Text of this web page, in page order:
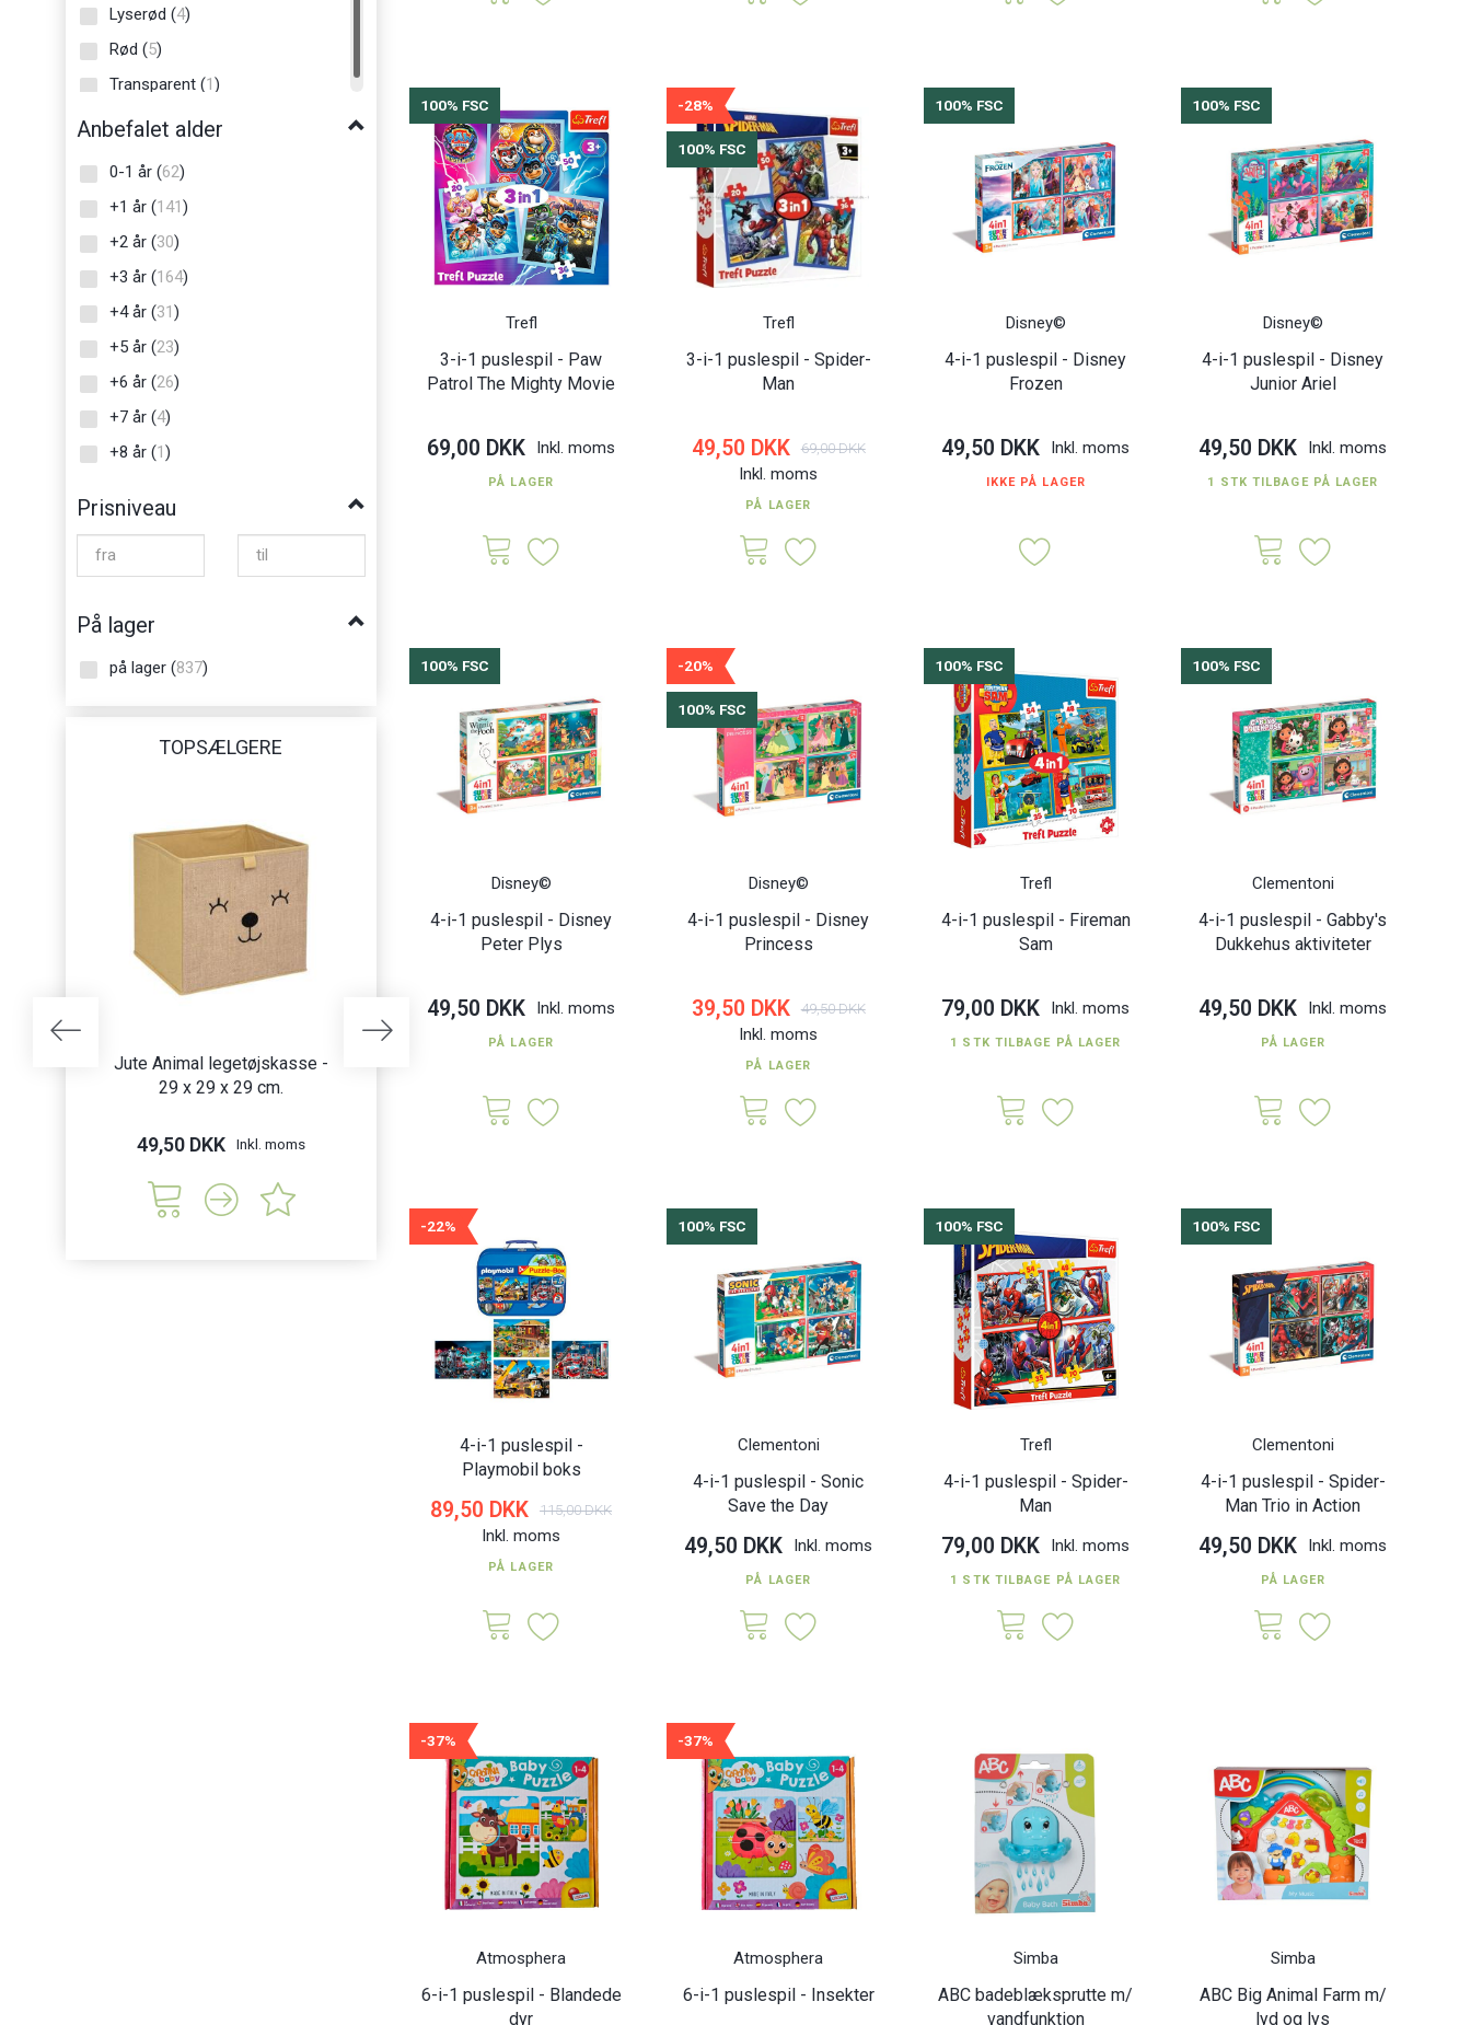
HI
Joueco
Karpan
Kesper( 13
LENA (13)
MAJORETTE
Marionette
Meli( 7)
Minifeet(34
Moxy(19)
Orion(10)
Play( 5)
Play-Doh
Puckator
Quercetti
Selecta
SES Creative
Twizz(1)
Zeller Present( )
Lyserød (4)
Rød (5)
Transparent (1)
Anbefalet alder
0-1 år (62)
+1 år (141)
+2 år (30)
+3 år (164)
+4 år (31)
+5 år (23)
+6 år (26)
+7 år (4)
+8 år (1)
Prisniveau
På lager
på lager (837)
TOPSÆLGERE
Jute Animal legetøjskasse -
29 x 29 x 29 cm.
49,50 DKK Inkl. moms
Seraf tøjstativ til
Hvid
100% FSC
Trefl
3-i-1 puslespil - Paw
Patrol The Mighty Movie
69,00 DKK Inkl. moms
PÅ LAGER
-28%
100% FSC
Trefl
3-i-1 puslespil - Spider-
Man
49,50 DKK 69,00 DKK
Inkl. moms
PÅ LAGER
100% FSC
Disney©
4-i-1 puslespil - Disney
Frozen
49,50 DKK Inkl. moms
IKKE PÅ LAGER
100% FSC
Disney©
4-i-1 puslespil - Disney
Junior Ariel
49,50 DKK Inkl. moms
1 STK TILBAGE PÅ LAGER
100% FSC
Disney©
4-i-1 puslespil - Disney
Peter Plys
49,50 DKK Inkl. moms
PÅ LAGER
-20%
100% FSC
Disney©
4-i-1 puslespil - Disney
Princess
39,50 DKK 49,50 DKK
Inkl. moms
PÅ LAGER
100% FSC
Trefl
4-i-1 puslespil - Fireman
Sam
79,00 DKK Inkl. moms
1 STK TILBAGE PÅ LAGER
100% FSC
Clementoni
4-i-1 puslespil - Gabby's
Dukkehus aktiviteter
49,50 DKK Inkl. moms
PÅ LAGER
-22%
4-i-1 puslespil -
Playmobil boks
89,50 DKK 115,00 DKK
Inkl. moms
PÅ LAGER
100% FSC
Clementoni
4-i-1 puslespil - Sonic
Save the Day
49,50 DKK Inkl. moms
PÅ LAGER
100% FSC
Trefl
4-i-1 puslespil - Spider-
Man
79,00 DKK Inkl. moms
1 STK TILBAGE PÅ LAGER
100% FSC
Clementoni
4-i-1 puslespil - Spider-
Man Trio in Action
49,50 DKK Inkl. moms
PÅ LAGER
-37%
Atmosphera
6-i-1 puslespil - Blandede
dyr
-37%
Atmosphera
6-i-1 puslespil - Insekter
Simba
ABC badeblæksprutte m/
vandfunktion
Simba
ABC Big Animal Farm m/
lyd og lys